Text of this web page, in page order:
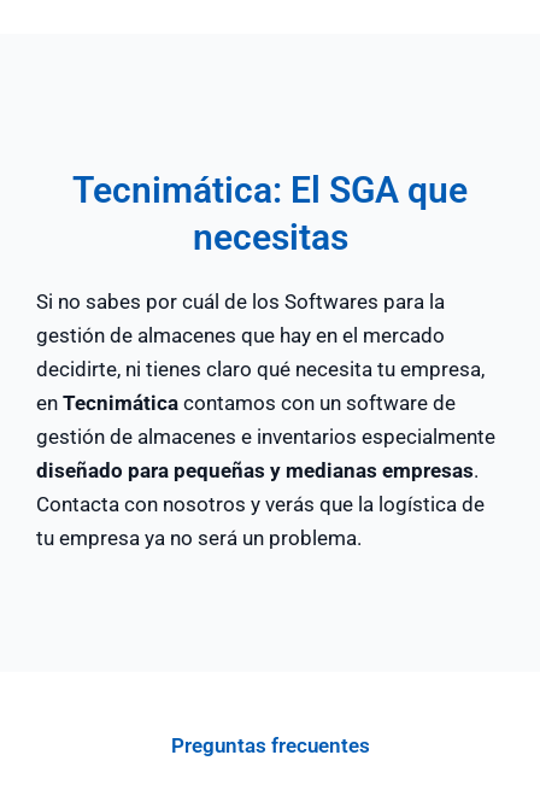
Tecnimática: El SGA que
necesitas
Si no sabes por cuál de los Softwares para la
gestión de almacenes que hay en el mercado
decidirte, ni tienes claro qué necesita tu empresa,
en Tecnimática contamos con un software de
gestión de almacenes e inventarios especialmente
diseñado para pequeñas y medianas empresas.
Contacta con nosotros y verás que la logística de
tu empresa ya no será un problema.
Preguntas frecuentes